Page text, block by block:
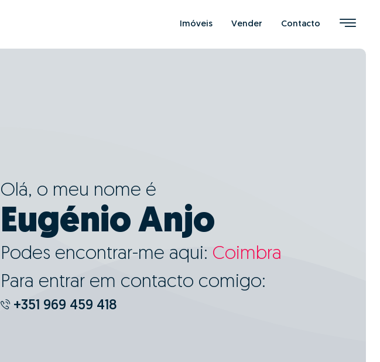
Imóveis Vender Contacto
Olá, o meu nome é
Eugénio Anjo
Podes encontrar-me aqui: Coimbra
Para entrar em contacto comigo:
+351 969 459 418